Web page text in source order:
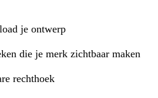
je ontwerp
die je merk zichtbaar maken
rechthoek